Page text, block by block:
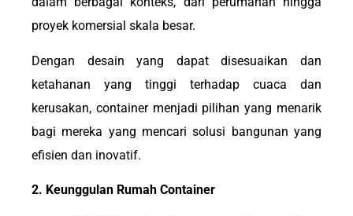
proyek komersial skala besar.
Dengan desain yang dapat disesuaikan dan
ketahanan yang tinggi terhadap cuaca dan
kerusakan, container menjadi pilihan yang menarik
bagi mereka yang mencari solusi bangunan yang
efisien dan inovatif.
2. Keunggulan Rumah Container